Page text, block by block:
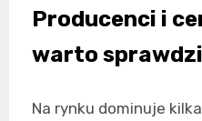
Producenci i
warto
Na rynku dominuje